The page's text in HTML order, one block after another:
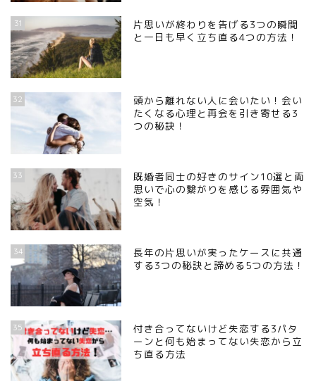
31
片思いが終わりを告げる3つの瞬間
と一日も早く立ち直る4つの方法！
32
頭から離れない人に会いたい！会い
たくなる心理と再会を引き寄せる3
つの秘訣！
33
既婚者同士の好きのサイン10選と両
思いで心の繋がりを感じる雰囲気や
空気！
34
長年の片思いが実ったケースに共通
する3つの秘訣と諦める5つの方法！
35
付き合ってないけど失恋する3パタ
ーンと何も始まってない失恋から立
ち直る方法